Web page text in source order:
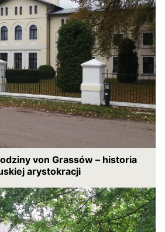
von Grassów – historia
arystokracji